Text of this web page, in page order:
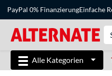
PayPal 0% FinanzierungEinfache
Alle Kategorien